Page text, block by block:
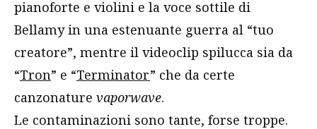
pianoforte e violini e la voce sottile di
Bellamy in una estenuante guerra al “tuo
creatore”, mentre il videoclip spilucca sia da
“Tron” e “Terminator” che da certe
canzonature vaporwave.
Le contaminazioni sono tante, forse troppe.